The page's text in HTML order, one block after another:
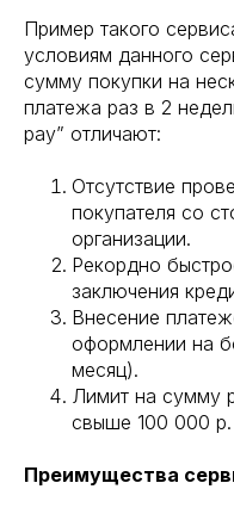
Пример такого
условиям данного
сумму покупки на
платежа раз в 2
pay” отличают:
Отсутствие
покупателя со
организации.
Рекордно
заключения
Внесение
оформлении на
месяц).
Лимит на сумму
свыше 100 000
Преимущества